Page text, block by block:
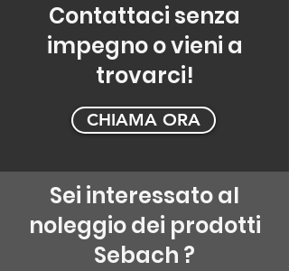
Contattaci senza
impegno o vieni a
trovarci!
CHIAMA ORA
Sei interessato al
noleggio dei prodotti
Sebach ?